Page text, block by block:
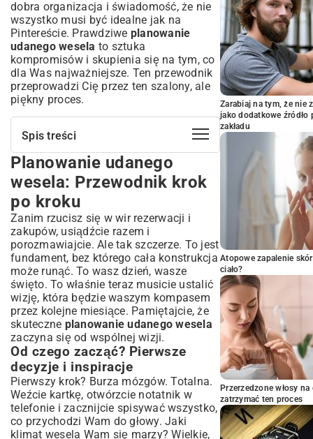
dobra organizacja i świadomość, że nie
wszystko musi być idealne jak na
Pintereście. Prawdziwe planowanie
udanego wesela to sztuka
kompromisów i skupienia się na tym, co
dla Was najważniejsze. Ten przewodnik
przeprowadzi Cię przez ten szalony, ale
piękny proces.
Spis treści
Planowanie udanego wesela:
Przewodnik krok po kroku
Od czego zacząć? Pierwsze decyzje i
inspiracje
Budżet weselny: Jak go ustalić i trzymać
się ram?
Lista gości i wybór daty: Kluczowe
elementy
Wybór idealnego miejsca i dostawców
Sala weselna: Gdzie zorganizować
przyjęcie marzeń?
Fotograf i kamerzysta: Jak uchwycić
najpiękniejsze chwile?
Zespół czy DJ? Muzyka na wesele, która
porwie wszystkich
Catering i tort: Kulinarne doznania na
ślubie
Personalizacja i detale, które robią
różnicę
Zaproszenia ślubne: Pierwsze wrażenie dla
Planowanie udanego
wesela: Przewodnik krok
po kroku
Zanim rzucisz się w wir rezerwacji i
zakupów, usiądźcie razem i
porozmawiajcie. Ale tak szczerze. To jest
fundament, bez którego cała konstrukcja
może runąć. To wasz dzień, wasze
święto. To właśnie teraz musicie ustalić
wizję, która będzie waszym kompasem
przez kolejne miesiące. Pamiętajcie, że
skuteczne planowanie udanego wesela
zaczyna się od wspólnej wizji.
Od czego zacząć? Pierwsze
decyzje i inspiracje
Pierwszy krok? Burza mózgów. Totalna.
Weźcie kartkę, otwórzcie notatnik w
telefonie i zacznijcie spisywać wszystko,
co przychodzi Wam do głowy. Jaki
klimat wesela Wam się marzy? Wielkie,
Zarabiaj na tym, że nie
jako dodatkowe
zakładu
Atopowe zapalenie
ciało?
Przerzedzone włosy
zatrzymać ten proces